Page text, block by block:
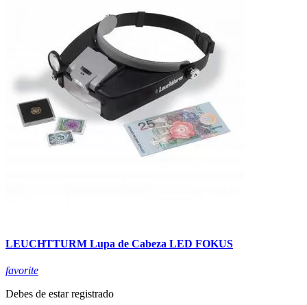
LEUCHTTURM Lupa de Cabeza LED FOKUS
favorite
Debes de estar registrado